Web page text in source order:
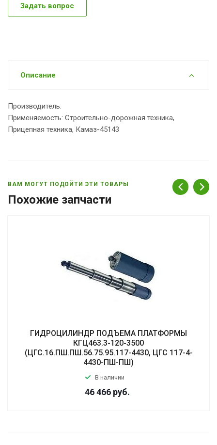
Задать вопрос
Описание
Производитель:
Применяемость: Строительно-дорожная техника,
Прицепная техника, Камаз-45143
ВАМ МОГУТ ПОДОЙТИ ЭТИ ТОВАРЫ
Похожие запчасти
ГИДРОЦИЛИНДР ПОДЪЕМА ПЛАТФОРМЫ
КГЦ463.3-120-3500
(ЦГС.16.ПШ.ПШ.56.75.95.117-4430, ЦГС 117-4-
4430-ПШ-ПШ)
В наличии
46 466 руб.